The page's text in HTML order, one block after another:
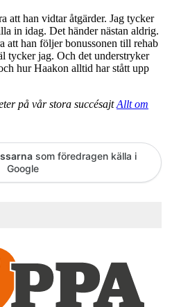
att han vidtar åtgärder. Jag tycker
in idag. Det händer nästan aldrig.
att han följer bonussonen till rehab
tycker jag. Och det understryker
hur Haakon alltid har stått upp
på vår stora succésajtAllt om
som föredragen källa i
Google